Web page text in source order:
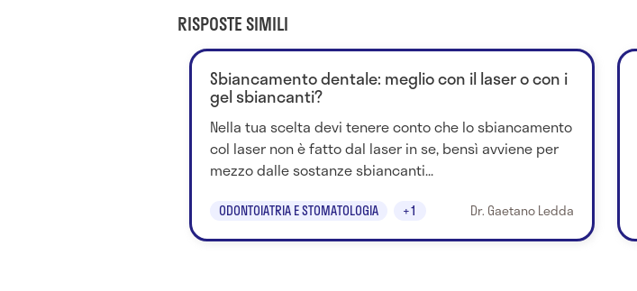
RISPOSTE SIMILI
Sbiancamento dentale: meglio con il laser o con i
gel sbiancanti?
Nella tua scelta devi tenere conto che lo sbiancamento
col laser non è fatto dal laser in se, bensì avviene per
mezzo dalle sostanze sbiancanti...
ODONTOIATRIA E STOMATOLOGIA +1 Dr. Gaetano Ledda